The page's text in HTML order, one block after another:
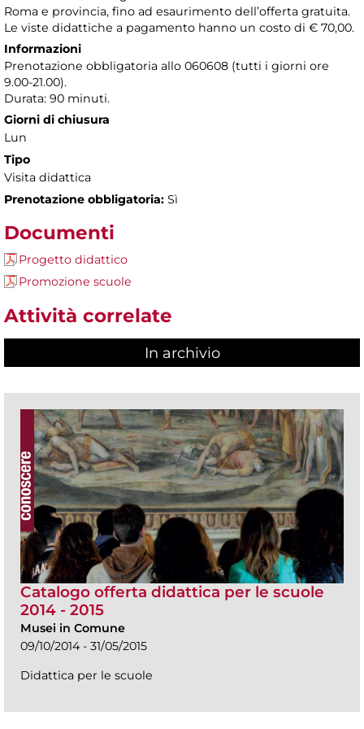
Roma e provincia, fino ad esaurimento dell’offerta gratuita.
Le viste didattiche a pagamento hanno un costo di € 70,00.
Informazioni
Prenotazione obbligatoria allo 060608 (tutti i giorni ore
9.00-21.00).
Durata: 90 minuti.
Giorni di chiusura
Lun
Tipo
Visita didattica
Prenotazione obbligatoria: Sì
Documenti
Progetto didattico
Promozione scuole
Attività correlate
In archivio
Catalogo offerta didattica per le scuole
2014 - 2015
Musei in Comune
09/10/2014 - 31/05/2015
Didattica per le scuole